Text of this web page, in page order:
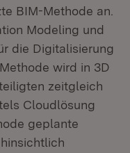
BIM-Methode an.
Modeling und
die Digitalisierung
wird in 3D
zeitgleich
Cloudlösung
geplante